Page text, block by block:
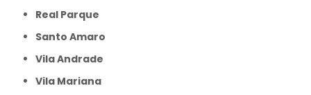
Real Parque
Santo Amaro
Vila Andrade
Vila Mariana